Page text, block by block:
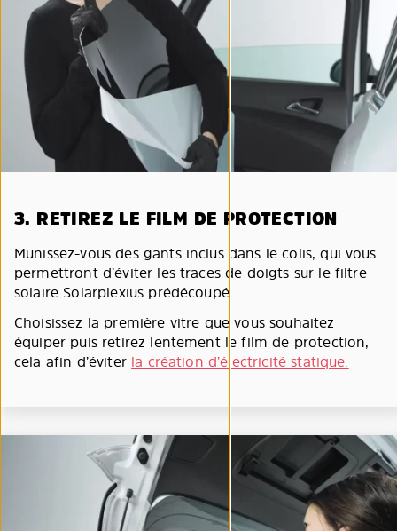
3. RETIREZ LE FILM DE PROTECTION
Munissez-vous des gants inclus dans le colis, qui vous
permettront d’éviter les traces de doigts sur le filtre
solaire Solarplexius prédécoupé.
Choisissez la première vitre que vous souhaitez
équiper puis retirez lentement le film de protection,
cela afin d’éviter la création d’électricité statique.